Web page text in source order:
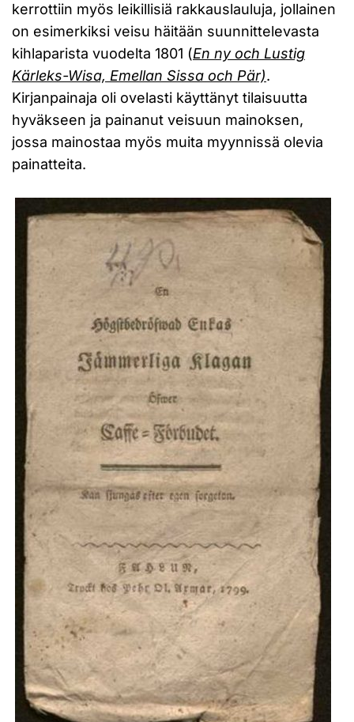
kerrottiin myös leikillisiä rakkauslauluja, jollainen
on esimerkiksi veisu häitään suunnittelevasta
kihlaparista vuodelta 1801 (En ny och Lustig
Kärleks-Wisa, Emellan Sissa och Pär).
Kirjanpainaja oli ovelasti käyttänyt tilaisuutta
hyväkseen ja painanut veisuun mainoksen,
jossa mainostaa myös muita myynnissä olevia
painatteita.